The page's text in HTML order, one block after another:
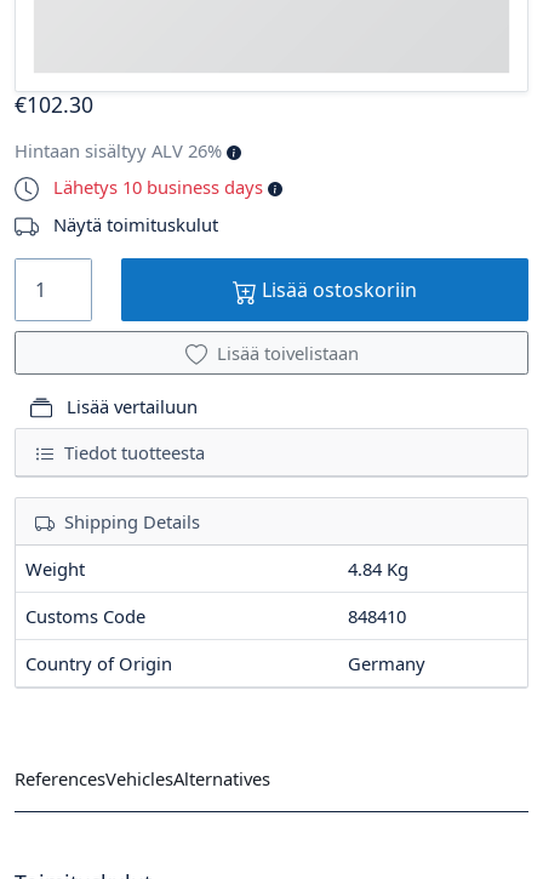
Tiedot tuotteesta
Shipping Details
Weight
4.84 Kg
Customs Code
848410
Country of Origin
Germany
€102.30
Hintaan sisältyy ALV 26%
Lähetys 10 business days
Näytä toimituskulut
Lisää ostoskoriin
Lisää toivelistaan
Lisää vertailuun
ReferencesVehiclesAlternatives